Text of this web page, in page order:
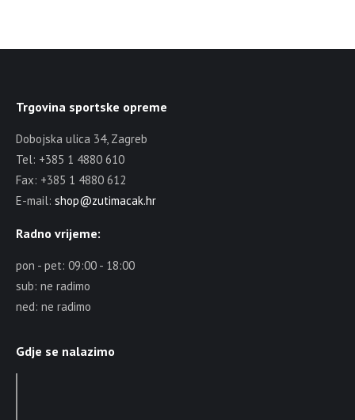
Trgovina sportske opreme
Dobojska ulica 34, Zagreb
Tel: +385 1 4880 610
Fax: +385 1 4880 612
E-mail: shop@zutimacak.hr
Radno vrijeme:
pon - pet: 09:00 - 18:00
sub: ne radimo
ned: ne radimo
Gdje se nalazimo